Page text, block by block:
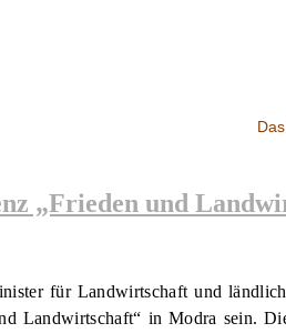
„Frieden und
für Landwirtschaft und
Landwirtschaft“ in Modra sein.